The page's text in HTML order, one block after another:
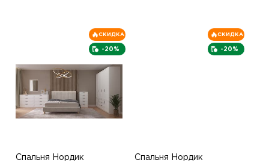
-20%
СКИДКА
Спальня Нордик
-20%
СКИДКА
Спальня Нордик